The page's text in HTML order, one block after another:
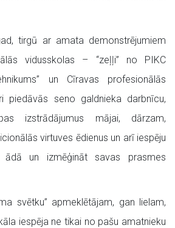
tirgū ar amata demonstrējumiem
vidusskolas – “zeļļi” no PIKC
un Cīravas profesionālās
piedāvās seno galdnieka darbnīcu,
izstrādājumus mājai, dārzam,
virtuves ēdienus un arī iespēju
un izmēģināt savas prasmes
svētku” apmeklētājam, gan lielam,
iespēja ne tikai no pašu amatnieku